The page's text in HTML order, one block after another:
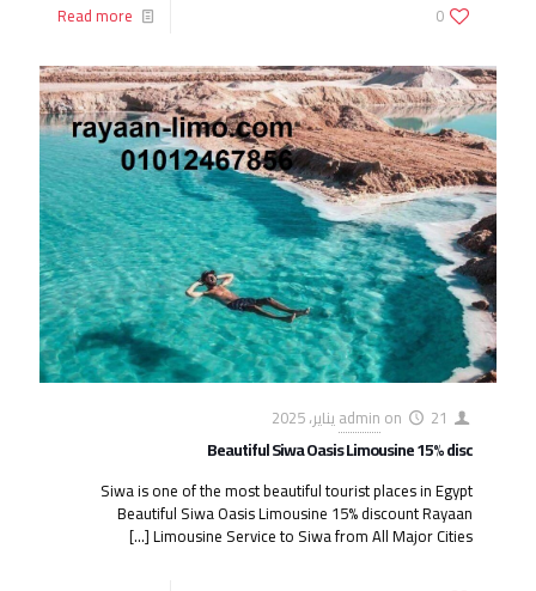
0
Read more
admin on 21 يناير، 2025
Beautiful Siwa Oasis Limousine 15% disc
Siwa is one of the most beautiful tourist places in Egypt
Beautiful Siwa Oasis Limousine 15% discount Rayaan
Limousine Service to Siwa from All Major Cities
[…]